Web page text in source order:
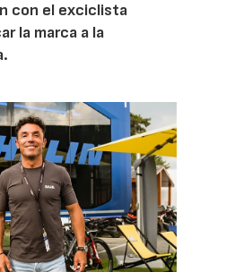
con el exciclista
la marca a la